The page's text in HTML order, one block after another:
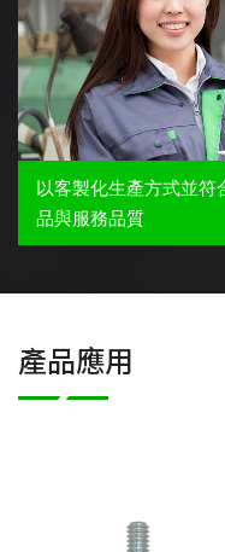
以客製化生產方式並
品與服務品質
產品應用